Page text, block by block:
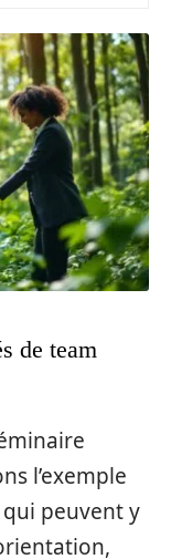
de team
l’exemple
peuvent y